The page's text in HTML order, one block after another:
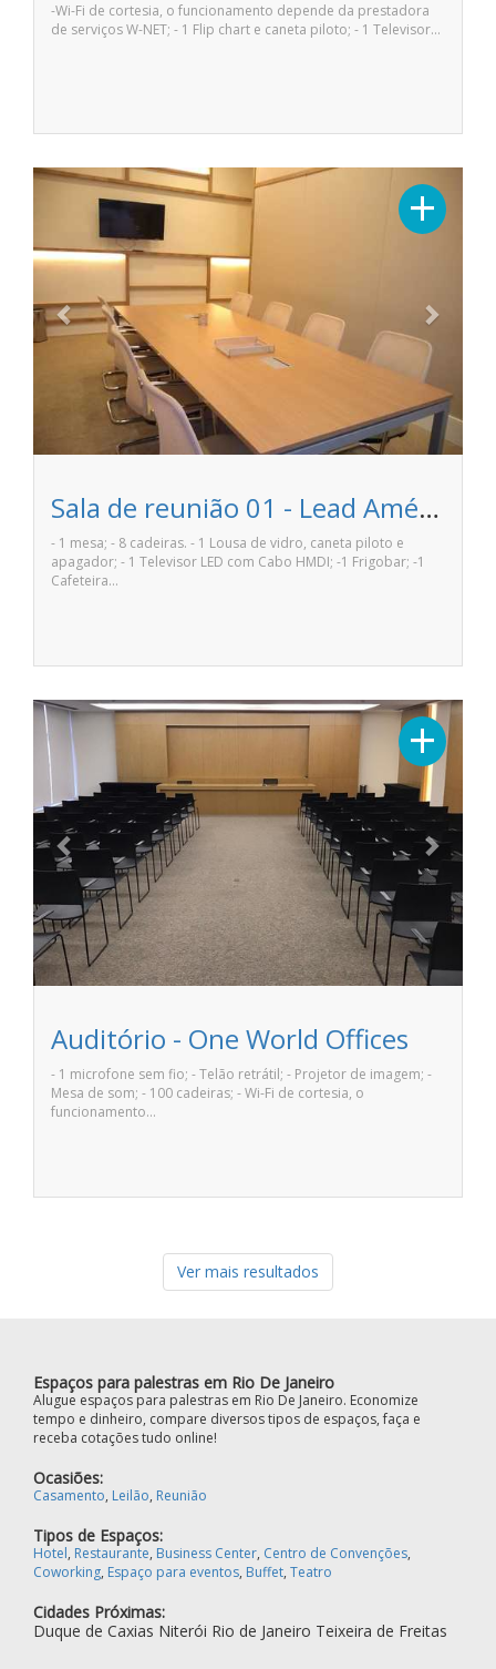
-Wi-Fi de cortesia, o funcionamento depende da prestadora
de serviços W-NET; - 1 Flip chart e caneta piloto; - 1 Televisor…
+
Previous Next
Sala de reunião 01 - Lead Américas Business
- 1 mesa; - 8 cadeiras. - 1 Lousa de vidro, caneta piloto e
apagador; - 1 Televisor LED com Cabo HMDI; -1 Frigobar; -1
Cafeteira…
+
Previous Next
Auditório - One World Offices
- 1 microfone sem fio; - Telão retrátil; - Projetor de imagem; -
Mesa de som; - 100 cadeiras; - Wi-Fi de cortesia, o
funcionamento…
Ver mais resultados
Espaços para palestras em Rio De Janeiro
Alugue espaços para palestras em Rio De Janeiro. Economize
tempo e dinheiro, compare diversos tipos de espaços, faça e
receba cotações tudo online!
Ocasiões:
Casamento, Leilão, Reunião
Tipos de Espaços:
Hotel, Restaurante, Business Center, Centro de Convenções,
Coworking, Espaço para eventos, Buffet, Teatro
Cidades Próximas:
Duque de Caxias Niterói Rio de Janeiro Teixeira de Freitas